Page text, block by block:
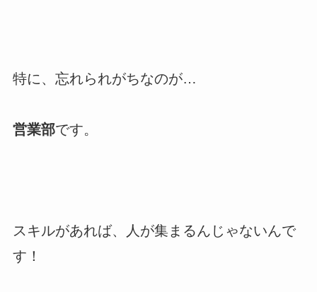
特に、忘れられがちなのが…
営業部です。
スキルがあれば、人が集まるんじゃないんで
す！